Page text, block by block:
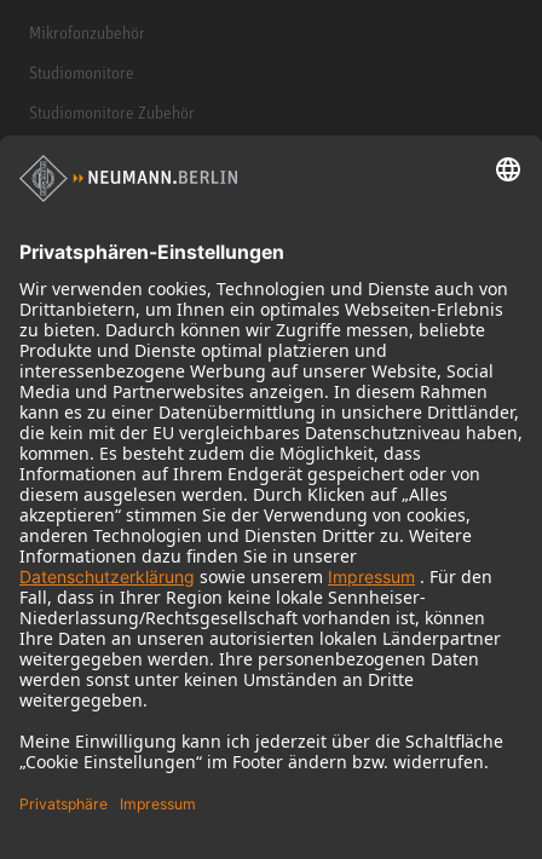
Mikrofonzubehör
Studiomonitore
Studiomonitore Zubehör
Kopfhörer
Historische Mikrofone
© 2018 - 2026Georg Neumann GmbH
Impressum
Nutzungsbedingungen
Datenschutz
AGB
Widerrufsrecht